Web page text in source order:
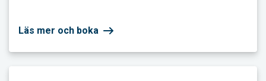
Läs mer och boka